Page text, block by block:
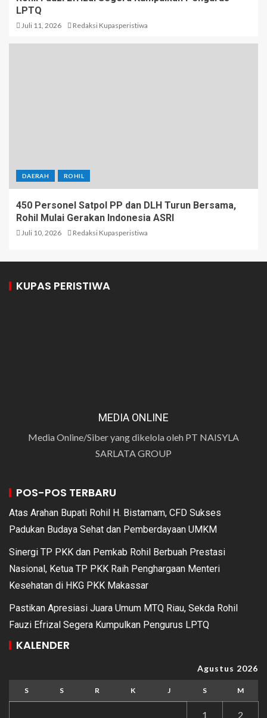
LPTQ
Juli 11, 2026 Redaksi Kupasperistiwa
DAERAH ROHIL
450 Personel Satpol PP dan DLH Turun Bersama,
Rohil Mulai Gerakan Indonesia ASRI
Juli 10, 2026 Redaksi Kupasperistiwa
KUPAS PERISTIWA
MEDIA ONLINE
Media Online/Siber yang dikelola oleh PT NAISYLA
SARLATA GROUP
POS-POS TERBARU
Atas Arahan Bupati Rohil H. Bistamam, CFD Sukses
Padukan Budaya Sehat dan Pemberdayaan UMKM
Sinergi TP PKK dan Pemkab Rohil Berbuah Prestasi
Nasional, Ketua TP PKK Raih Penghargaan Menteri
Kesehatan di HKG PKK Makassar
Pastikan Apresiasi Juara Umum MTQ Riau, Sekda Rohil
Fauzi Efrizal Segera Kumpulkan Pengurus LPTQ
KALENDER
Agustus 2026
S S R K J S M
1 2